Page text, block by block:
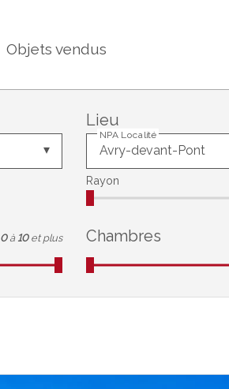
Objets vendus
Lieu
NPA Localité
Rayon
0 à 10 et plus Chambres